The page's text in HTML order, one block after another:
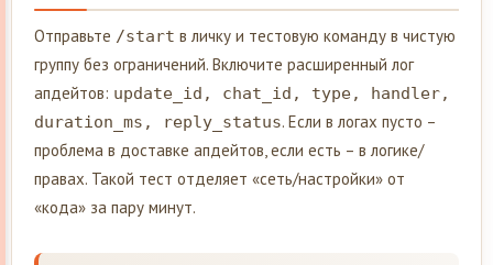
Отправьте /start в личку и тестовую команду в чистую
группу без ограничений. Включите расширенный лог
апдейтов: update_id, chat_id, type, handler,
duration_ms, reply_status. Если в логах пусто –
проблема в доставке апдейтов, если есть – в логике/
правах. Такой тест отделяет «сеть/настройки» от
«кода» за пару минут.